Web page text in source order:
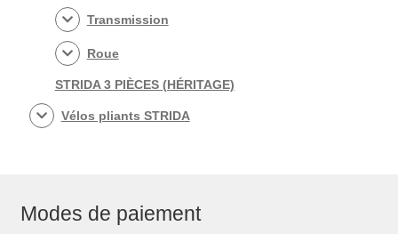
Transmission
Roue
STRIDA 3 PIÈCES (HÉRITAGE)
Vélos pliants STRIDA
Modes de paiement